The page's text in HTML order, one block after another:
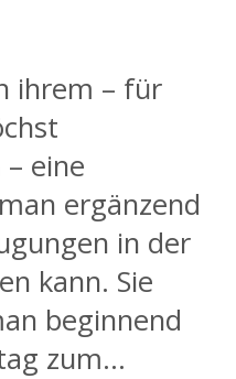
ihrem – für
eine
ergänzend
in der
kann. Sie
beginnend
zum...